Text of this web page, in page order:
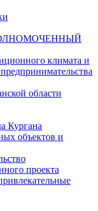
климата и
области
Кургана
объектов и
проекта